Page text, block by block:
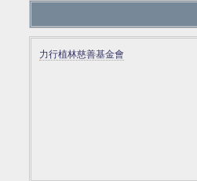
力行植林慈善基金會